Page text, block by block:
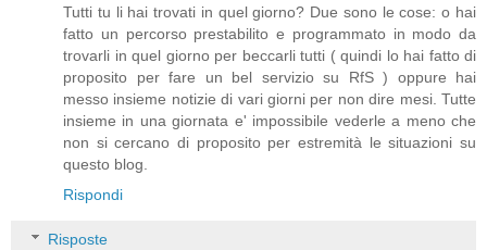
Tutti tu li hai trovati in quel giorno? Due sono le cose: o hai
fatto un percorso prestabilito e programmato in modo da
trovarli in quel giorno per beccarli tutti ( quindi lo hai fatto di
proposito per fare un bel servizio su RfS ) oppure hai
messo insieme notizie di vari giorni per non dire mesi. Tutte
insieme in una giornata e' impossibile vederle a meno che
non si cercano di proposito per estremità le situazioni su
questo blog.
Rispondi
Risposte